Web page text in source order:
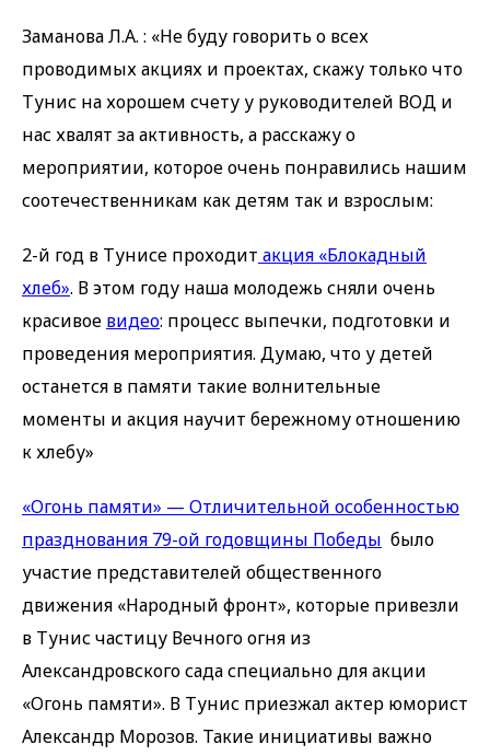
Заманова Л.А. : «Не буду говорить о всех
проводимых акциях и проектах, скажу только что
Тунис на хорошем счету у руководителей ВОД и
нас хвалят за активность, а расскажу о
мероприятии, которое очень понравились нашим
соотечественникам как детям так и взрослым:
2-й год в Тунисе проходит акция «Блокадный
хлеб». В этом году наша молодежь сняли очень
красивое видео: процесс выпечки, подготовки и
проведения мероприятия. Думаю, что у детей
останется в памяти такие волнительные
моменты и акция научит бережному отношению
к хлебу»
«Огонь памяти» — Отличительной особенностью
празднования 79-ой годовщины Победы было
участие представителей общественного
движения «Народный фронт», которые привезли
в Тунис частицу Вечного огня из
Александровского сада специально для акции
«Огонь памяти». В Тунис приезжал актер юморист
Александр Морозов. Такие инициативы важно